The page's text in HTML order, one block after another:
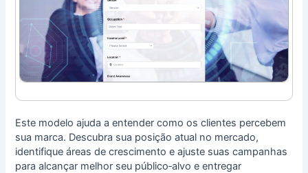
Este modelo ajuda a entender como os clientes percebem
sua marca. Descubra sua posição atual no mercado,
identifique áreas de crescimento e ajuste suas campanhas
para alcançar melhor seu público‑alvo e entregar